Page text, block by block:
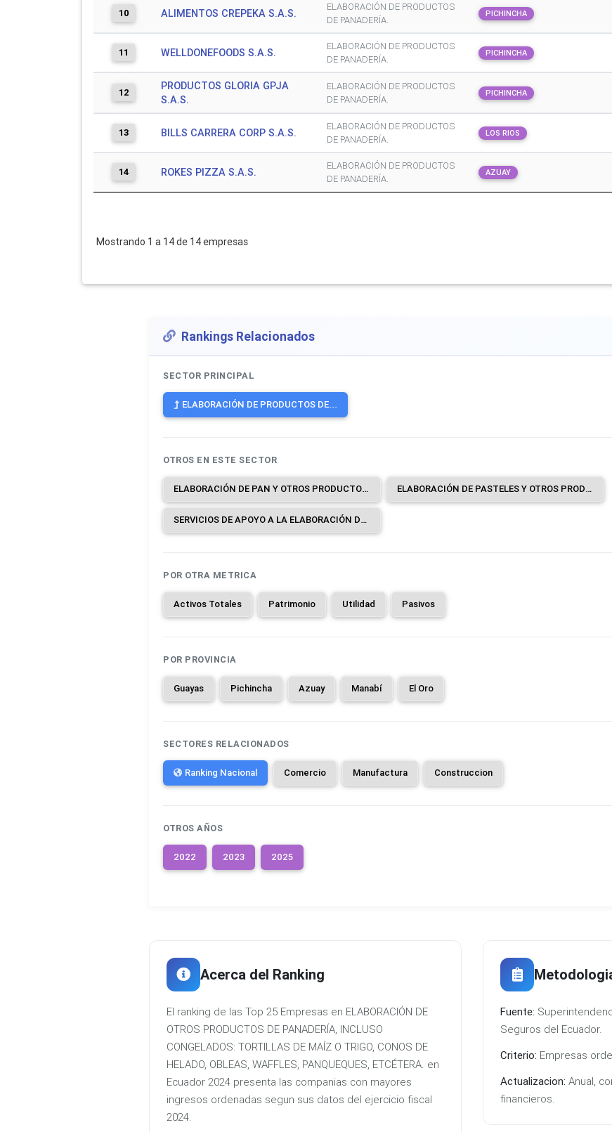
10 ALIMENTOS CREPEKA S.A.S.
ELABORACIÓN DE PRODUCTOS
DE PANADERÍA.
PICHINCHA
11 WELLDONEFOODS S.A.S.
ELABORACIÓN DE PRODUCTOS
DE PANADERÍA.
PICHINCHA
12
PRODUCTOS GLORIA GPJA
S.A.S.
ELABORACIÓN DE PRODUCTOS
DE PANADERÍA.
PICHINCHA
13 BILLS CARRERA CORP S.A.S.
ELABORACIÓN DE PRODUCTOS
DE PANADERÍA.
LOS RIOS
14 ROKES PIZZA S.A.S.
ELABORACIÓN DE PRODUCTOS
DE PANADERÍA.
AZUAY
Mostrando 1 a 14 de 14 empresas
Rankings Relacionados
SECTOR PRINCIPAL
ELABORACIÓN DE PRODUCTOS DE...
OTROS EN ESTE SECTOR
ELABORACIÓN DE PAN Y OTROS PRODUCTOS DE PANADERÍA SECOS: PAN DE TODO TIPO, PANECILLOS, BIZCOCHOS, TOSTADAS, GALLETAS, ETCÉTERA, INCLUSO ENVASADOS. ELABORACIÓN DE PASTELES Y OTROS PRODUCTOS DE PASTELERÍA: PASTELES DE FRUTAS, TORTAS, PASTELES, TARTAS, ETCÉTERA, CHURROS, BUÑUELOS, APERITIVOS (BOCADILLOS), ETCÉTERA.
SERVICIOS DE APOYO A LA ELABORACIÓN DE PRODUCTOS DE PANADERÍA A CAMBIO DE UNA RETRIBUCIÓN O POR CONTRATO.
POR OTRA METRICA
Activos Totales Patrimonio Utilidad Pasivos
POR PROVINCIA
Guayas Pichincha Azuay Manabí El Oro
SECTORES RELACIONADOS
Ranking Nacional Comercio Manufactura Construccion
OTROS AÑOS
2022 2023 2025
Acerca del Ranking
El ranking de las Top 25 Empresas en ELABORACIÓN DE
OTROS PRODUCTOS DE PANADERÍA, INCLUSO
CONGELADOS: TORTILLAS DE MAÍZ O TRIGO, CONOS DE
HELADO, OBLEAS, WAFFLES, PANQUEQUES, ETCÉTERA. en
Ecuador 2024 presenta las companias con mayores
ingresos ordenadas segun sus datos del ejercicio fiscal
2024.
Fuente:
Seguros del Ecuador.
Criterio: Empresas
Actualizacion: Anual,
financieros.